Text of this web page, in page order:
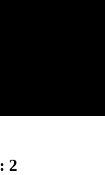
: 2